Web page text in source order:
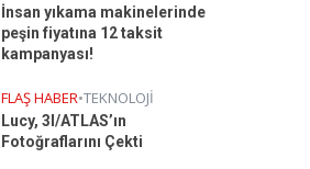
İnsan yıkama makinelerinde
peşin fiyatına 12 taksit
kampanyası!
FLAŞ HABER•TEKNOLOJI
Lucy, 3I/ATLAS’ın
Fotoğraflarını Çekti